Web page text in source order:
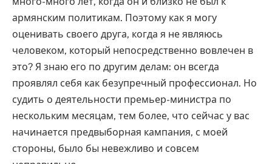
армянским политикам. Поэтому как я могу
оценивать своего друга, когда я не являюсь
человеком, который непосредственно вовлечен в
это? Я знаю его по другим делам: он всегда
проявлял себя как безупречный профессионал. Но
судить о деятельности премьер-министра по
нескольким месяцам, тем более, что сейчас у вас
начинается предвыборная кампания, с моей
стороны, было бы невежливо и совсем